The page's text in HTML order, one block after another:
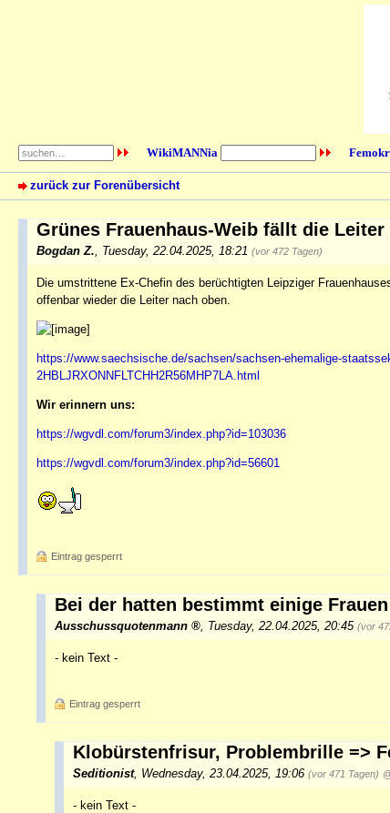
WikiMANNia
zurück zur Forenübersicht
Grünes Frauenhaus-Weib fällt die Leiter
Bogdan Z. Tuesday, 22.04.2025, 18:21 (vor 472 Tagen)
Die umstrittene Ex-Chefin des berüchtigten Leipziger
offenbar wieder die Leiter nach oben.
https://www.saechsische.de/sachsen/sachsen-ehemalige-
2HBLJRXONNFLTCHH2R56MHP7LA.html
Wir erinnern uns:
https://wgvdl.com/forum3/index.php?id=103036
https://wgvdl.com/forum3/index.php?id=56601
Eintrag gesperrt
Bei der hatten bestimmt einige
Ausschussquotenmann Tuesday, 22.04.2025, 20:45 (vor
- kein Text -
Eintrag gesperrt
Klobürstenfrisur, Problembrille =>
Seditionist, Wednesday, 23.04.2025, 19:06 (vor 471 Tagen)
- kein Text -